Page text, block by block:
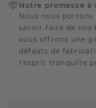
Notre promesse à
Nous nous
savoir-faire de nos
vous offrons une
défauts de
l'esprit tranquille